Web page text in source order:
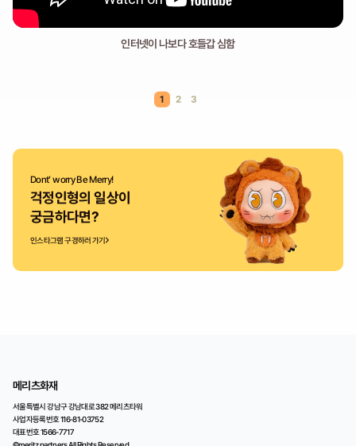
인터넷이 나보다 호들갑 심함
1 2 3
Dont’ worry Be Merry!
걱정인형의 일상이
궁금하다면?
인스타그램 구경하러 가기
메리츠화재
서울특별시 강남구 강남대로 382 메리츠타워
사업자등록번호 116-81-03752
대표번호 1566-7717